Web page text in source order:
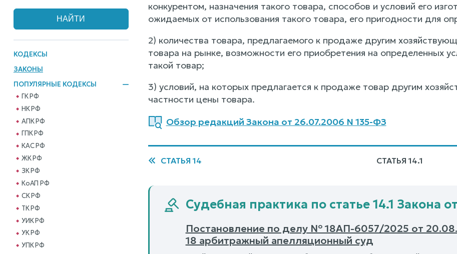
КОДЕКСЫ
ЗАКОНЫ
ПОПУЛЯРНЫЕ КОДЕКСЫ
ГК РФ
НК РФ
АПК РФ
ГПК РФ
КАС РФ
ЖК РФ
ЗК РФ
КоАП РФ
СК РФ
ТК РФ
УИК РФ
УК РФ
УПК РФ
конкурентом, назначения такого товара, способов и условий его
ожидаемых от использования такого товара, его пригодности для
2) количества товара, предлагаемого к продаже другим
товара на рынке, возможности его приобретения на определенных
такой товар;
3) условий, на которых предлагается к продаже товар другим
частности цены товара.
Обзор редакций Закона от 26.07.2006 N 135-ФЗ
СТАТЬЯ 14 СТАТЬЯ 14.1
Судебная практика по статье 14.1 Закона
Постановление по делу № 18АП-6057/2025 от
18 арбитражный апелляционный суд